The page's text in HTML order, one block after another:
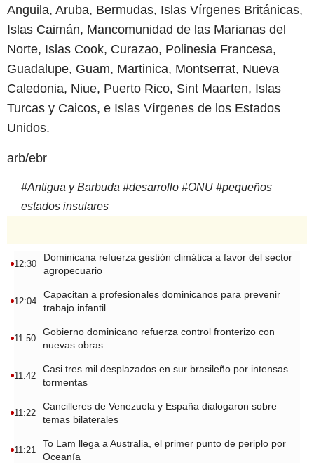
Anguila, Aruba, Bermudas, Islas Vírgenes Británicas,
Islas Caimán, Mancomunidad de las Marianas del
Norte, Islas Cook, Curazao, Polinesia Francesa,
Guadalupe, Guam, Martinica, Montserrat, Nueva
Caledonia, Niue, Puerto Rico, Sint Maarten, Islas
Turcas y Caicos, e Islas Vírgenes de los Estados
Unidos.
arb/ebr
#Antigua y Barbuda #desarrollo #ONU #pequeños
estados insulares
12:30
Dominicana refuerza gestión climática a favor del sector
agropecuario
12:04
Capacitan a profesionales dominicanos para prevenir
trabajo infantil
11:50
Gobierno dominicano refuerza control fronterizo con
nuevas obras
11:42
Casi tres mil desplazados en sur brasileño por intensas
tormentas
11:22
Cancilleres de Venezuela y España dialogaron sobre
temas bilaterales
11:21
To Lam llega a Australia, el primer punto de periplo por
Oceanía